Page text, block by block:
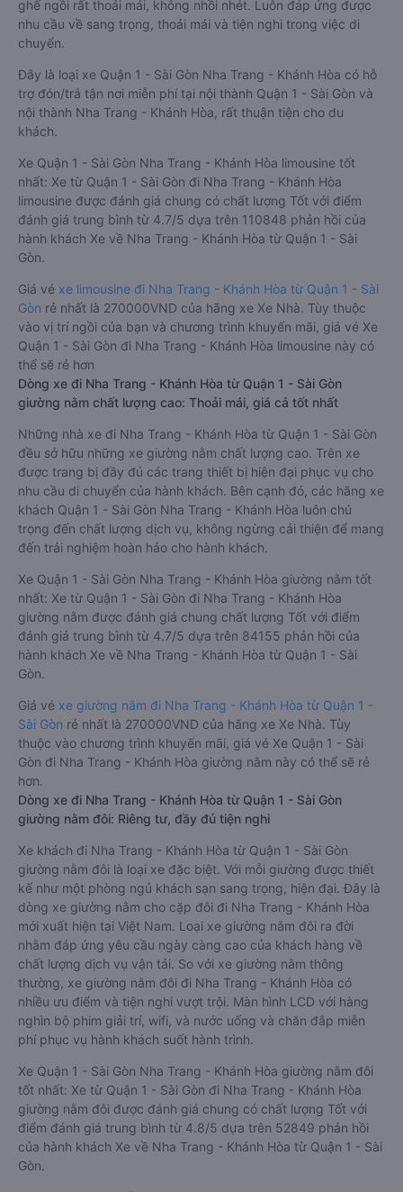
ghế ngồi rất thoải mái, không nhồi nhét. Luôn đáp ứng được
nhu cầu về sang trọng, thoải mái và tiện nghi trong việc di
chuyển.
Đây là loại xe Quận 1 - Sài Gòn Nha Trang - Khánh Hòa có hỗ
trợ đón/trả tận nơi miễn phí tại nội thành Quận 1 - Sài Gòn và
nội thành Nha Trang - Khánh Hòa, rất thuận tiện cho du
khách.
Xe Quận 1 - Sài Gòn Nha Trang - Khánh Hòa limousine tốt
nhất: Xe từ Quận 1 - Sài Gòn đi Nha Trang - Khánh Hòa
limousine được đánh giá chung có chất lượng Tốt với điểm
đánh giá trung bình từ 4.7/5 dựa trên 110848 phản hồi của
hành khách Xe về Nha Trang - Khánh Hòa từ Quận 1 - Sài
Gòn.
Giá vé xe limousine đi Nha Trang - Khánh Hòa từ Quận 1 - Sài
Gòn rẻ nhất là 270000VND của hãng xe Xe Nhà. Tùy thuộc
vào vị trí ngồi của bạn và chương trình khuyến mãi, giá vé Xe
Quận 1 - Sài Gòn đi Nha Trang - Khánh Hòa limousine này có
thể sẽ rẻ hơn
Dòng xe đi Nha Trang - Khánh Hòa từ Quận 1 - Sài Gòn
giường nằm chất lượng cao: Thoải mái, giá cả tốt nhất
Những nhà xe đi Nha Trang - Khánh Hòa từ Quận 1 - Sài Gòn
đều sở hữu những xe giường nằm chất lượng cao. Trên xe
được trang bị đầy đủ các trang thiết bị hiện đại phục vụ cho
nhu cầu di chuyển của hành khách. Bên cạnh đó, các hãng xe
khách Quận 1 - Sài Gòn Nha Trang - Khánh Hòa luôn chú
trọng đến chất lượng dịch vụ, không ngừng cải thiện để mang
đến trải nghiệm hoàn hảo cho hành khách.
Xe Quận 1 - Sài Gòn Nha Trang - Khánh Hòa giường nằm tốt
nhất: Xe từ Quận 1 - Sài Gòn đi Nha Trang - Khánh Hòa
giường nằm được đánh giá chung chất lượng Tốt với điểm
đánh giá trung bình từ 4.7/5 dựa trên 84155 phản hồi của
hành khách Xe về Nha Trang - Khánh Hòa từ Quận 1 - Sài
Gòn.
Giá vé xe giường nằm đi Nha Trang - Khánh Hòa từ Quận 1 -
Sài Gòn rẻ nhất là 270000VND của hãng xe Xe Nhà. Tùy
thuộc vào chương trình khuyến mãi, giá vé Xe Quận 1 - Sài
Gòn đi Nha Trang - Khánh Hòa giường nằm này có thể sẽ rẻ
hơn.
Dòng xe đi Nha Trang - Khánh Hòa từ Quận 1 - Sài Gòn
giường nằm đôi: Riêng tư, đầy đủ tiện nghi
Xe khách đi Nha Trang - Khánh Hòa từ Quận 1 - Sài Gòn
giường nằm đôi là loại xe đặc biệt. Với mỗi giường được thiết
kế như một phòng ngủ khách sạn sang trọng, hiện đại. Đây là
dòng xe giường nằm cho cặp đôi đi Nha Trang - Khánh Hòa
mới xuất hiện tại Việt Nam. Loại xe giường nằm đôi ra đời
nhằm đáp ứng yêu cầu ngày càng cao của khách hàng về
chất lượng dịch vụ vận tải. So với xe giường nằm thông
thường, xe giường nằm đôi đi Nha Trang - Khánh Hòa có
nhiều ưu điểm và tiện nghi vượt trội. Màn hình LCD với hàng
nghìn bộ phim giải trí, wifi, và nước uống và chăn đắp miễn
phí phục vụ hành khách suốt hành trình.
Xe Quận 1 - Sài Gòn Nha Trang - Khánh Hòa giường nằm đôi
tốt nhất: Xe từ Quận 1 - Sài Gòn đi Nha Trang - Khánh Hòa
giường nằm đôi được đánh giá chung có chất lượng Tốt với
điểm đánh giá trung bình từ 4.8/5 dựa trên 52849 phản hồi
của hành khách Xe về Nha Trang - Khánh Hòa từ Quận 1 - Sài
Gòn.